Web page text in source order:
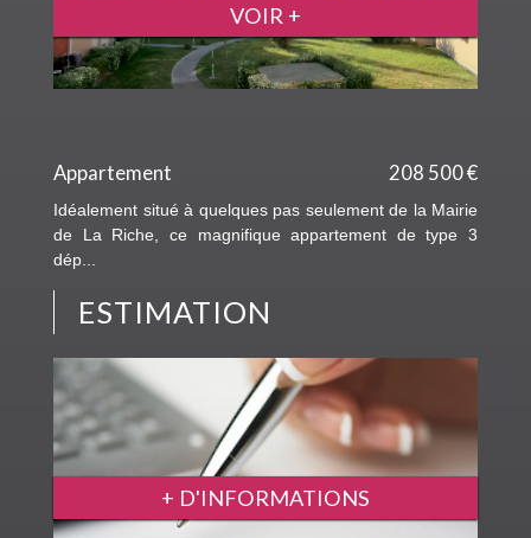
VOIR +
Appartement 208 500 €
Idéalement situé à quelques pas seulement de la Mairie
de La Riche, ce magnifique appartement de type 3
dép...
ESTIMATION
+ D'INFORMATIONS